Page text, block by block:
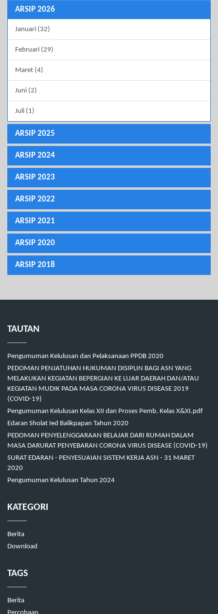
ARSIP 2026
Januari (32)
Februari (29)
Maret (4)
Juni (2)
Juli (1)
ARSIP 2025
ARSIP 2024
ARSIP 2023
ARSIP 2022
ARSIP 2021
ARSIP 2020
ARSIP 2018
TAUTAN
Pengumuman Kelulusan dan Pelaksanaan PPDB 2020
PEDOMAN PENJATUHAN HUKUMAN DISIPLIN BAGI ASN YANG
MELAKUKAN KEGIATAN BEPERGIAN KE LUAR DAERAH DAN/ATAU
KEGIATAN MUDIK PADA MASA CORONA VIRUS DISEASE 2019
(COVID-19)
Pengumuman Kelulusan Kelas XII dan Proses Pemb. Kelas X&XI.pdf
Edaran Sholat Ied Balikpapan Tahun 2020
PEDOMAN PENYELENGGARAAN BELAJAR DARI RUMAH DALAM
MASA DARURAT PENYEBARAN CORONA VIRUS DISEASE (COVID-19)
SURAT EDARAN - PENYESUAIAN SISTEM KERJA ASN - 31 MARET
2020
Pengumuman Kelulusan Tahun 2024
KATEGORI
Berita
Download
TAGS
Berita